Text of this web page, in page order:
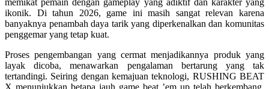
ikonik. Di tahun 2026, game ini masih sangat relevan karena
banyaknya penambah daya tarik yang diperkenalkan dan komunitas
penggemar yang tetap kuat.
Proses pengembangan yang cermat menjadikannya produk yang
layak dicoba, menawarkan pengalaman bertarung yang tak
tertandingi. Seiring dengan kemajuan teknologi, RUSHING BEAT
X menunjukkan betapa jauh game beat ’em up telah berkembang,